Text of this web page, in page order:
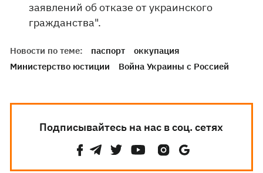
заявлений об отказе от украинского
гражданства".
Новости по теме: паспорт
оккупация
Министерство юстиции
Война Украины с Россией
Подписывайтесь на нас в соц. сетях